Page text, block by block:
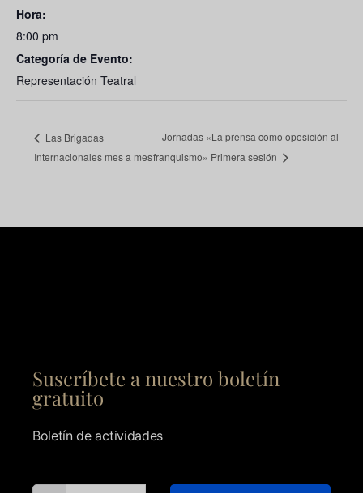
Hora:
8:00 pm
Categoría de Evento:
Representación Teatral
Las Brigadas
Internacionales mes a mes
Jornadas «La prensa como oposición al
franquismo» Primera sesión
Suscríbete a nuestro boletín
gratuito
Boletín de actividades